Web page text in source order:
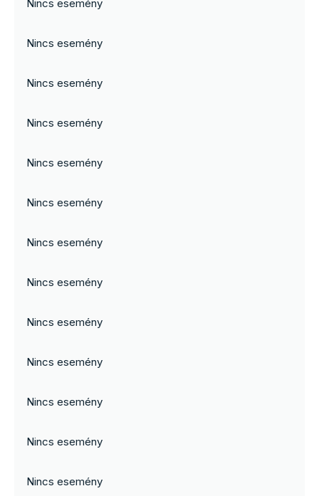
Nincs esemény
Nincs esemény
Nincs esemény
Nincs esemény
Nincs esemény
Nincs esemény
Nincs esemény
Nincs esemény
Nincs esemény
Nincs esemény
Nincs esemény
Nincs esemény
Nincs esemény